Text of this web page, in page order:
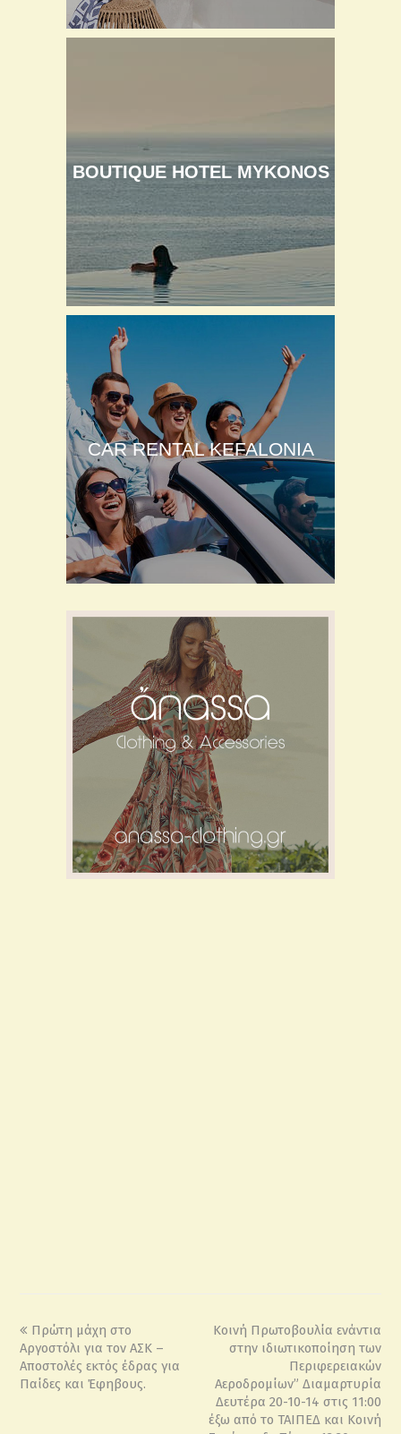
BOUTIQUE HOTEL MYKONOS
CAR RENTAL KEFALONIA
Πρώτη μάχη στο
Αργοστόλι για τον ΑΣΚ –
Αποστολές εκτός έδρας για
Παίδες και Έφηβους.
Κοινή Πρωτοβουλία ενάντια
στην ιδιωτικοποίηση των
Περιφερειακών
Αεροδρομίων” Διαμαρτυρία
Δευτέρα 20-10-14 στις 11:00
έξω από το ΤΑΙΠΕΔ και Κοινή